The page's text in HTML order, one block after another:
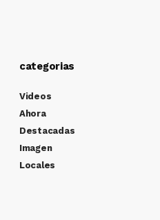
categorias
Videos
Ahora
Destacadas
Imagen
Locales